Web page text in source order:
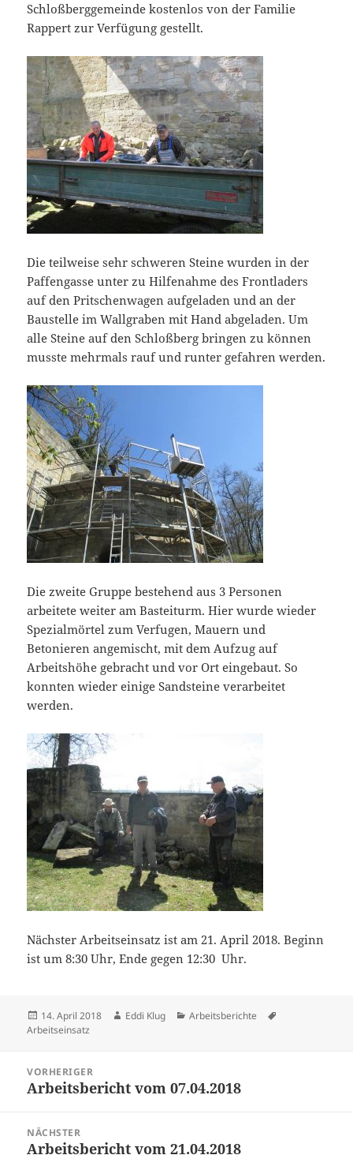
Schloßberggemeinde kostenlos von der Familie
Rappert zur Verfügung gestellt.
Die teilweise sehr schweren Steine wurden in der
Paffengasse unter zu Hilfenahme des Frontladers
auf den Pritschenwagen aufgeladen und an der
Baustelle im Wallgraben mit Hand abgeladen. Um
alle Steine auf den Schloßberg bringen zu können
musste mehrmals rauf und runter gefahren werden.
Die zweite Gruppe bestehend aus 3 Personen
arbeitete weiter am Basteiturm. Hier wurde wieder
Spezialmörtel zum Verfugen, Mauern und
Betonieren angemischt, mit dem Aufzug auf
Arbeitshöhe gebracht und vor Ort eingebaut. So
konnten wieder einige Sandsteine verarbeitet
werden.
Nächster Arbeitseinsatz ist am 21. April 2018. Beginn
ist um 8:30 Uhr, Ende gegen 12:30 Uhr.
Veröffentlicht
am
14. April 2018 Autor
Eddi Klug Kategorien
Arbeitsberichte
Arbeitseinsatz
VORHERIGER
Vorheriger
Arbeitsbericht vom 07.04.2018
NÄCHSTER
Nächster
Arbeitsbericht vom 21.04.2018